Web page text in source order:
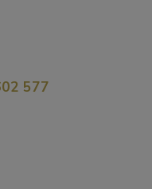
577